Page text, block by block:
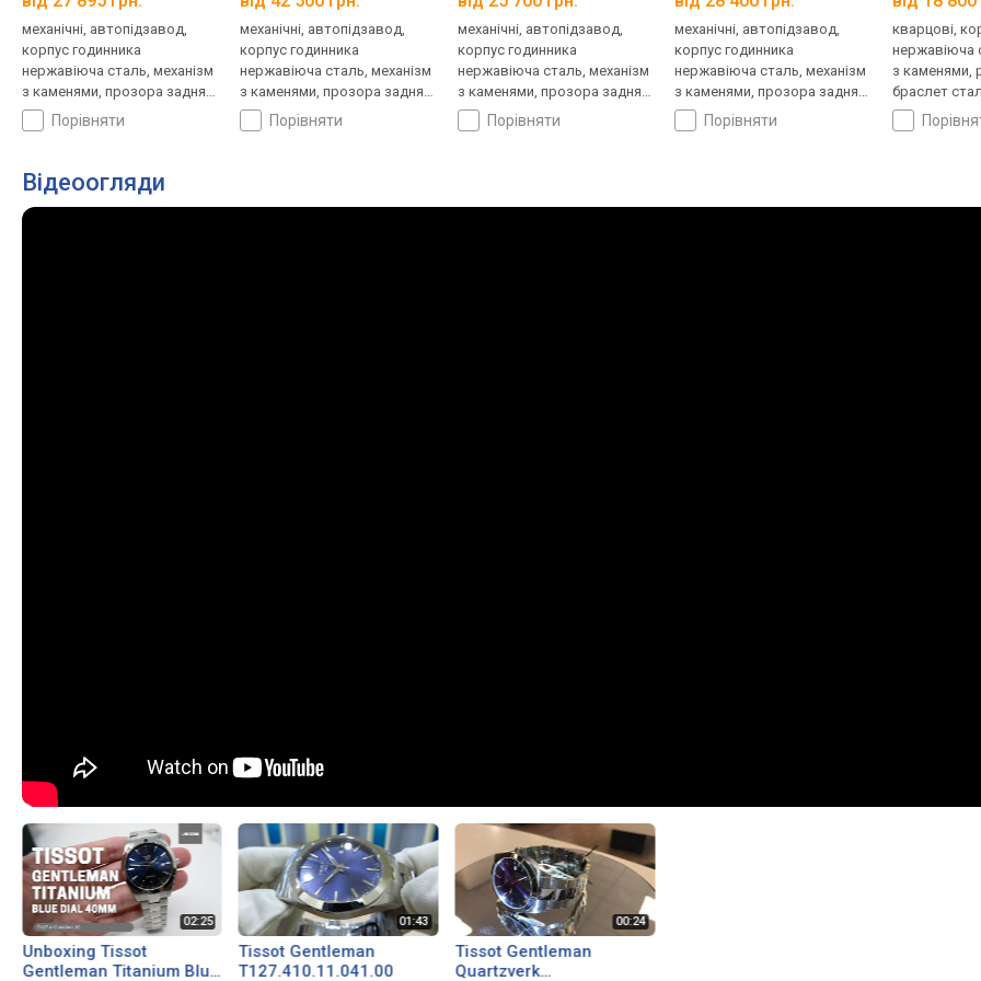
механічні, автопідзавод,
корпус годинника
нержавіюча сталь, механізм
з каменями, прозора задня
кришка, ремінець: браслет
сталь, WR 100, Швейцарія
порівняти
механічні, автопідзавод,
корпус годинника
нержавіюча сталь, механізм
з каменями, прозора задня
кришка, ремінець: браслет
сталь, WR 100, Швейцарія
порівняти
механічні, автопідзавод,
корпус годинника
нержавіюча сталь, механізм
з каменями, прозора задня
кришка, ремінець: браслет
сталь, WR 100, Швейцарія
порівняти
механічні, автопідзавод,
корпус годинника
нержавіюча сталь, механізм
з каменями, прозора задня
кришка, ремінець: браслет
сталь, WR 100, Швейцарія
порівняти
кварцові,
нержавіюча
з каменями,
браслет
Швейцарія
Відеоогляди
Unboxing Tissot
Gentleman Titanium Blue
Tissot Gentleman
T127.410.11.041.00
Tissot Gentleman
Quartzverk